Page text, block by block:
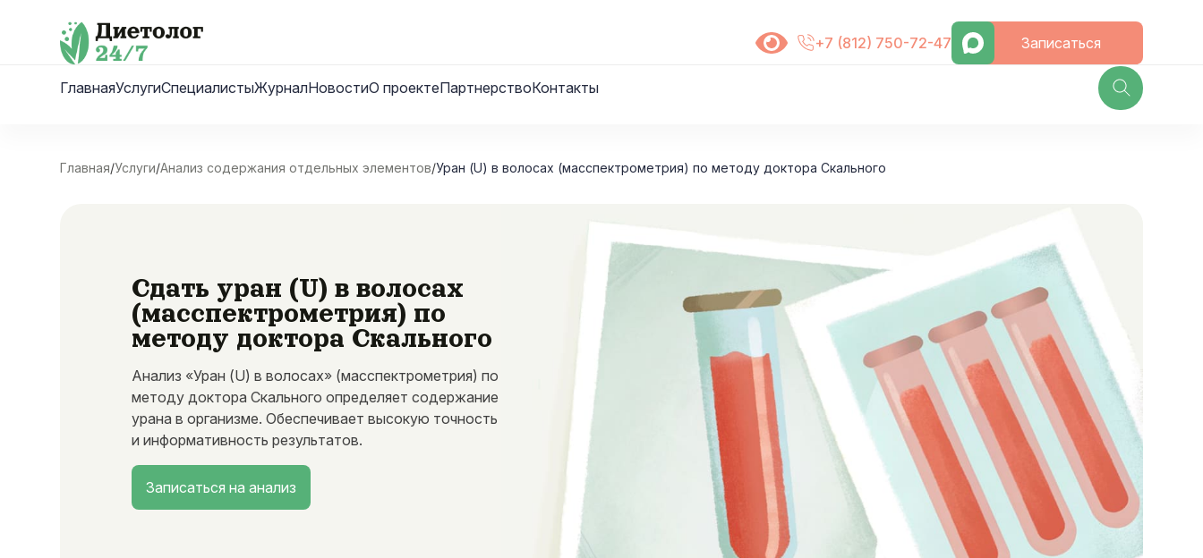
+7 (812) 750-72-47 Записаться
ГлавнаяУслугиСпециалистыЖурналНовостиО проектеПартнерствоКонтакты
Главная/Услуги/Анализ содержания отдельных элементов/Уран (U) в волосах (масспектрометрия) по методу доктора Скального
Сдать уран (U) в волосах
(масспектрометрия) по
методу доктора Скального
Анализ «Уран (U) в волосах» (масспектрометрия) по
методу доктора Скального определяет содержание
урана в организме. Обеспечивает высокую точность
и информативность результатов.
Записаться на анализ